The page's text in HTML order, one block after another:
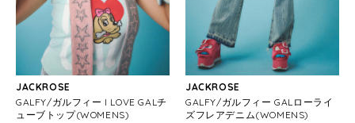
JACKROSE
GALFY/ガルフィー I LOVE GALチ
ューブトップ(WOMENS)
JACKROSE
GALFY/ガルフィー GALローライ
ズフレアデニム(WOMENS)